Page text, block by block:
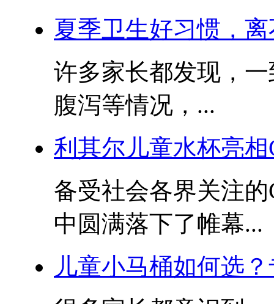
夏季卫生好习惯，
许多家长都发现，
腹泻等情况，...
利其尔儿童水杯亮
备受社会各界关注
中圆满落下了帷幕...
儿童小马桶如何选